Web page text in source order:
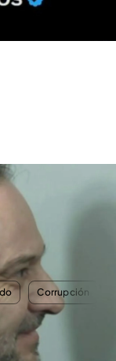
del señor Aldama
Corrupción